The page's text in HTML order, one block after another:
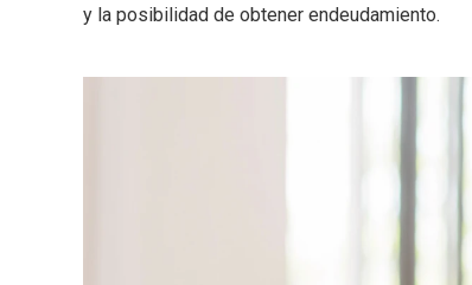
y la posibilidad de obtener endeudamiento.